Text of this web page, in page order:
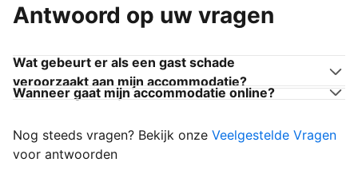
Antwoord op uw vragen
Wat gebeurt er als een gast schade
veroorzaakt aan mijn accommodatie?
Wanneer gaat mijn accommodatie online?
Nog steeds vragen? Bekijk onze Veelgestelde Vragen
voor antwoorden